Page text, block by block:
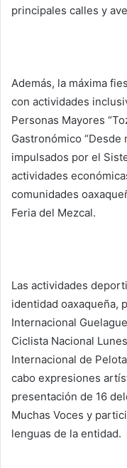
principales calles y
Además, la máxima
con actividades
Personas Mayores
Gastronómico “Desde
impulsados por el
actividades
comunidades
Feria del Mezcal.
Las actividades
identidad oaxaqueña,
Internacional
Ciclista Nacional
Internacional de
cabo expresiones
presentación de 16
Muchas Voces y
lenguas de la entidad.